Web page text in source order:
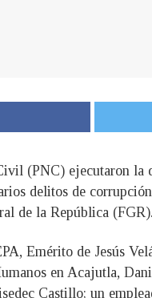
(PNC) ejecutaron
delitos de
de la República (FGR).
Emérito de Jesús
en Acajutla,
Castillo; un